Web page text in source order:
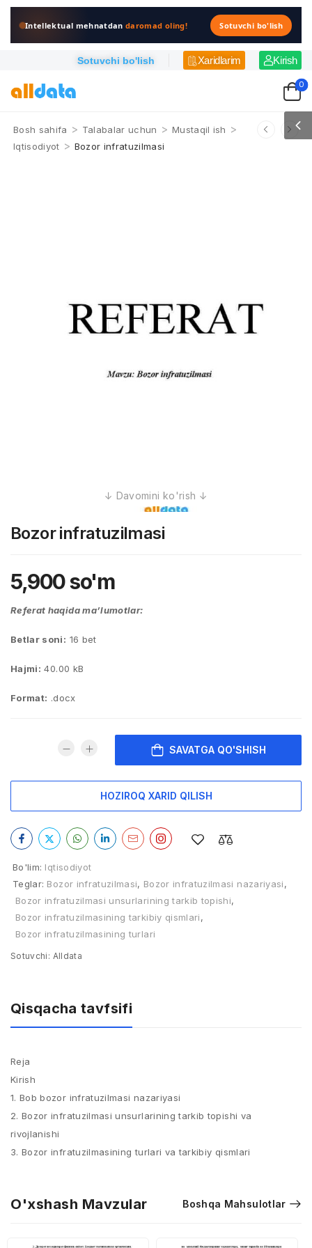
Intellektual mehnatdandaromad oling! Sotuvchi bo'lish
Sotuvchi bo'lish Xaridlarim Kirish
0
Bosh sahifa > Talabalar uchun > Mustaqil ish >
Iqtisodiyot > Bozor infratuzilmasi
Bozor infratuzilmasi
5,900so'm
Referat haqida ma’lumotlar:
Betlar soni: 16 bet
Hajmi: 40.00 kB
Format: .docx
SAVATGA QO'SHISH
HOZIROQ XARID QILISH
Bo'lim: Iqtisodiyot
Teglar: Bozor infratuzilmasi, Bozor infratuzilmasi nazariyasi,
Bozor infratuzilmasi unsurlarining tarkib topishi,
Bozor infratuzilmasining tarkibiy qismlari,
Bozor infratuzilmasining turlari
Sotuvchi: Alldata
Qisqacha tavfsifi
Reja
Kirish
1. Bob bozor infratuzilmasi nazariyasi
2. Bozor infratuzilmasi unsurlarining tarkib topishi va
rivojlanishi
3. Bozor infratuzilmasining turlari va tarkibiy qismlari
O'xshash Mavzular Boshqa Mahsulotlar